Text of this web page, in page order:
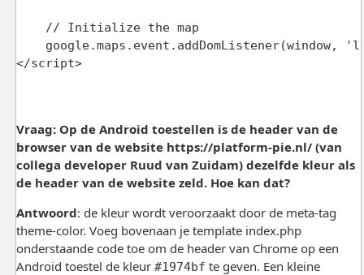
Vraag: Op de Android toestellen is de header van de
browser van de website https://platform-pie.nl/ (van
collega developer Ruud van Zuidam) dezelfde kleur als
de header van de website zeld. Hoe kan dat?
Antwoord: de kleur wordt veroorzaakt door de meta-tag
theme-color. Voeg bovenaan je template index.php
onderstaande code toe om de header van Chrome op een
Android toestel de kleur #1974bf te geven. Een kleine